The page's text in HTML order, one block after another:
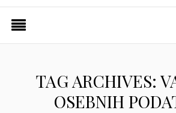
TAG ARCHIVES:
OSEBNIH